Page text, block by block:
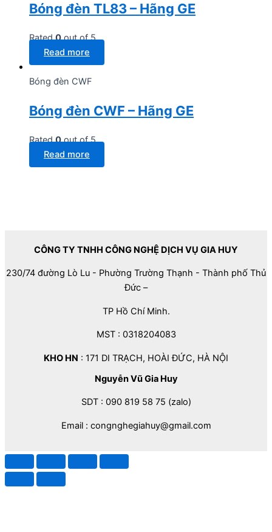
Bóng đèn TL83 – Hãng GE
Rated0out of 5
Read more
Bóng đèn CWF
Bóng đèn CWF – Hãng GE
Rated0out of 5
Read more
CÔNG TY TNHH CÔNG NGHỆ DỊCH VỤ GIA HUY
230/74 đường Lò Lu - Phường Trường Thạnh - Thành phố Thủ
Đức –
TP Hồ Chí Minh.
MST : 0318204083
KHO HN : 171 DI TRẠCH, HOÀI ĐỨC, HÀ NỘI
Nguyễn Vũ Gia Huy
SDT : 090 819 58 75 (zalo)
Email : congnghegiahuy@gmail.com